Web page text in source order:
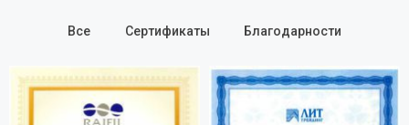
Все Сертификаты Благодарности